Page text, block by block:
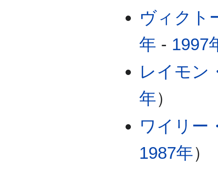
ヴィクト
年 - 1997
レイモン
年）
ワイリー
1987年）